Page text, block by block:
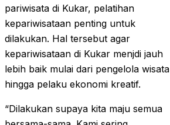
pariwisata di Kukar, pelatihan
kepariwisataan penting untuk
dilakukan. Hal tersebut agar
kepariwisataan di Kukar menjdi jauh
lebih baik mulai dari pengelola wisata
hingga pelaku ekonomi kreatif.
“Dilakukan supaya kita maju semua